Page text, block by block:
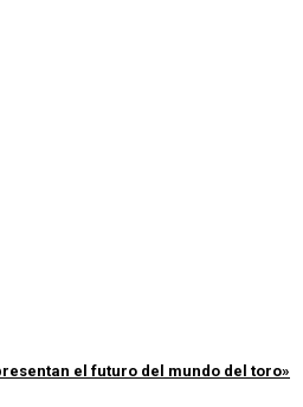
el futuro del mundo del toro»